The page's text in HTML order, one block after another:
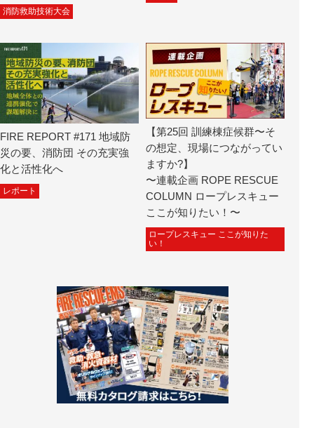
消防救助技術大会
FIRE REPORT #171 地域防
災の要、消防団 その充実強
化と活性化へ
レポート
【第25回 訓練棟症候群〜そ
の想定、現場につながってい
ますか?】
〜連載企画 ROPE RESCUE
COLUMN ロープレスキュー
ここが知りたい！〜
ロープレスキュー ここが知りた
い！